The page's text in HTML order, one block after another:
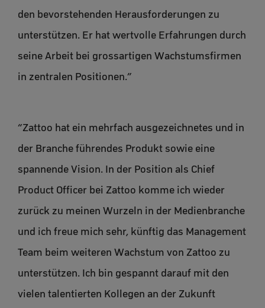
den bevorstehenden Herausforderungen zu
unterstützen. Er hat wertvolle Erfahrungen durch
seine Arbeit bei grossartigen Wachstumsfirmen
in zentralen Positionen.”
“Zattoo hat ein mehrfach ausgezeichnetes und in
der Branche führendes Produkt sowie eine
spannende Vision. In der Position als Chief
Product Officer bei Zattoo komme ich wieder
zurück zu meinen Wurzeln in der Medienbranche
und ich freue mich sehr, künftig das Management
Team beim weiteren Wachstum von Zattoo zu
unterstützen. Ich bin gespannt darauf mit den
vielen talentierten Kollegen an der Zukunft